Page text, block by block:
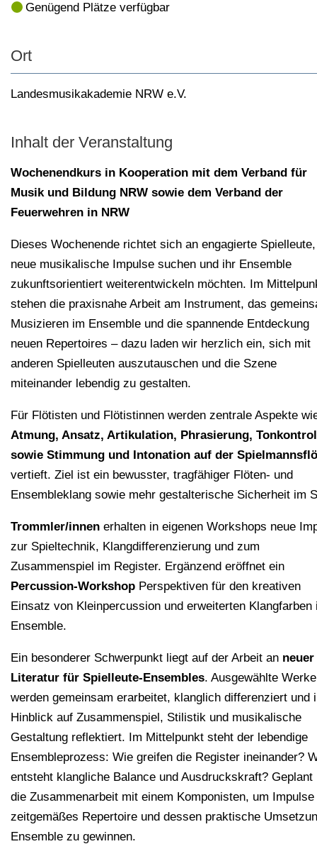
Genügend Plätze verfügbar
Ort
Landesmusikakademie NRW e.V.
Inhalt der Veranstaltung
Wochenendkurs in Kooperation mit dem Verband für
Musik und Bildung NRW sowie dem Verband der
Feuerwehren in NRW
Dieses Wochenende richtet sich an engagierte
neue musikalische Impulse suchen und ihr Ensemble
zukunftsorientiert weiterentwickeln möchten. Im
stehen die praxisnahe Arbeit am Instrument, das
Musizieren im Ensemble und die spannende Entdeckung
neuen Repertoires – dazu laden wir herzlich ein, sich mit
anderen Spielleuten auszutauschen und die Szene
miteinander lebendig zu gestalten.
Für Flötisten und Flötistinnen werden zentrale Aspekte
Atmung, Ansatz, Artikulation, Phrasierung,
sowie Stimmung und Intonation auf der
vertieft. Ziel ist ein bewusster, tragfähiger Flöten- und
Ensembleklang sowie mehr gestalterische Sicherheit im
Trommler/innen erhalten in eigenen Workshops neue
zur Spieltechnik, Klangdifferenzierung und zum
Zusammenspiel im Register. Ergänzend eröffnet ein
Percussion-Workshop Perspektiven für den kreativen
Einsatz von Kleinpercussion und erweiterten Klangfarben
Ensemble.
Ein besonderer Schwerpunkt liegt auf der Arbeit an neuer
Literatur für Spielleute-Ensembles. Ausgewählte Werke
werden gemeinsam erarbeitet, klanglich differenziert und
Hinblick auf Zusammenspiel, Stilistik und musikalische
Gestaltung reflektiert. Im Mittelpunkt steht der lebendige
Ensembleprozess: Wie greifen die Register ineinander?
entsteht klangliche Balance und Ausdruckskraft? Geplant
die Zusammenarbeit mit einem Komponisten, um
zeitgemäßes Repertoire und dessen praktische
Ensemble zu gewinnen.